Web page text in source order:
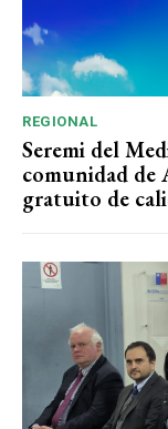
REGIONAL
Seremi del
comunidad de
gratuito de